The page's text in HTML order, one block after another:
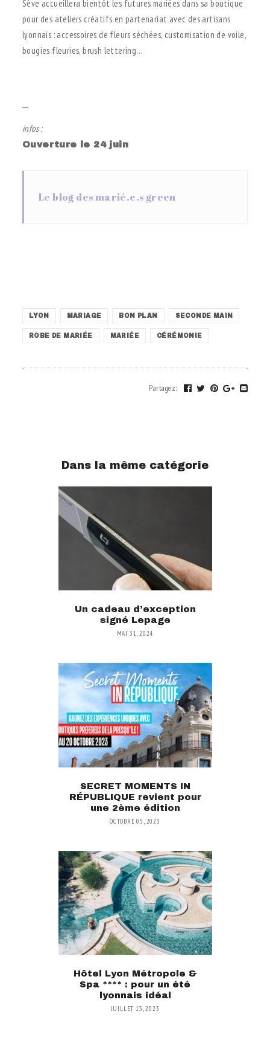
Sève accueillera bientôt les futures mariées dans sa boutique
pour des ateliers créatifs en partenariat avec des artisans
lyonnais : accessoires de fleurs séchées, customisation de voile,
bougies fleuries, brush lettering…
infos :
Ouverture le 24 juin
Le blog des marié.e.s green
LYON MARIAGE BON PLAN SECONDE MAIN
ROBE DE MARIÉE MARIÉE CÉRÉMONIE
Partagez:
Dans la même catégorie
Un cadeau d’exception
signé Lepage
MAI 31, 2024
SECRET MOMENTS IN
RÉPUBLIQUE revient pour
une 2ème édition
OCTOBRE 05, 2023
Hôtel Lyon Métropole &
Spa **** : pour un été
lyonnais idéal
JUILLET 13, 2023